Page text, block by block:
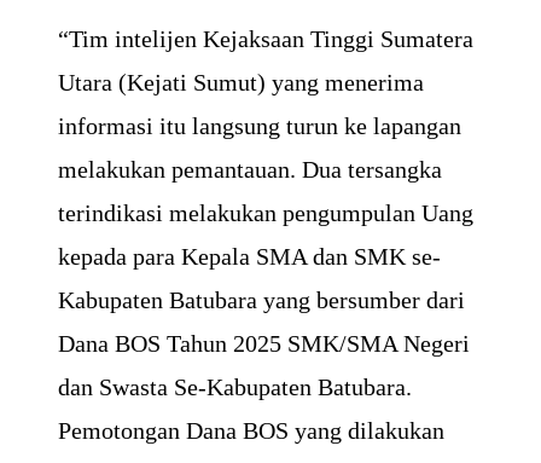
“Tim intelijen Kejaksaan Tinggi Sumatera
Utara (Kejati Sumut) yang menerima
informasi itu langsung turun ke lapangan
melakukan pemantauan. Dua tersangka
terindikasi melakukan pengumpulan Uang
kepada para Kepala SMA dan SMK se-
Kabupaten Batubara yang bersumber dari
Dana BOS Tahun 2025 SMK/SMA Negeri
dan Swasta Se-Kabupaten Batubara.
Pemotongan Dana BOS yang dilakukan